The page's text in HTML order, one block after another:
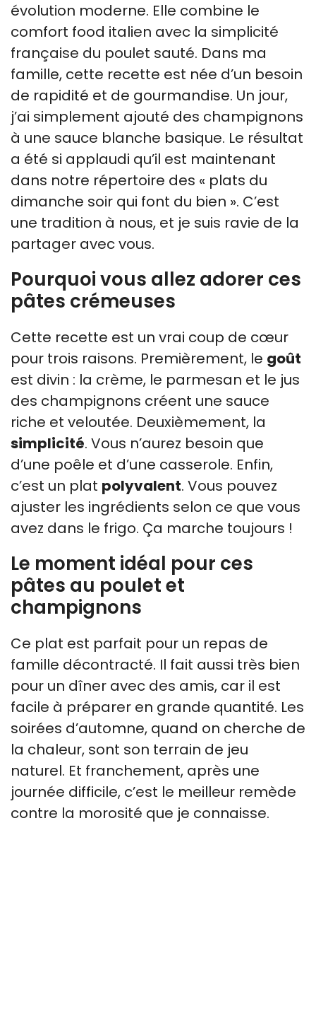
évolution moderne. Elle combine le
comfort food italien avec la simplicité
française du poulet sauté. Dans ma
famille, cette recette est née d’un besoin
de rapidité et de gourmandise. Un jour,
j’ai simplement ajouté des champignons
à une sauce blanche basique. Le résultat
a été si applaudi qu’il est maintenant
dans notre répertoire des « plats du
dimanche soir qui font du bien ». C’est
une tradition à nous, et je suis ravie de la
partager avec vous.
Pourquoi vous allez adorer ces
pâtes crémeuses
Cette recette est un vrai coup de cœur
pour trois raisons. Premièrement, le goût
est divin : la crème, le parmesan et le jus
des champignons créent une sauce
riche et veloutée. Deuxièmement, la
simplicité. Vous n’aurez besoin que
d’une poêle et d’une casserole. Enfin,
c’est un plat polyvalent. Vous pouvez
ajuster les ingrédients selon ce que vous
avez dans le frigo. Ça marche toujours !
Le moment idéal pour ces
pâtes au poulet et
champignons
Ce plat est parfait pour un repas de
famille décontracté. Il fait aussi très bien
pour un dîner avec des amis, car il est
facile à préparer en grande quantité. Les
soirées d’automne, quand on cherche de
la chaleur, sont son terrain de jeu
naturel. Et franchement, après une
journée difficile, c’est le meilleur remède
contre la morosité que je connaisse.